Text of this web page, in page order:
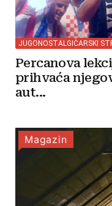
JUGONOSTALGIČARSKI
Percanova
prihvaća
aut...
Magazin